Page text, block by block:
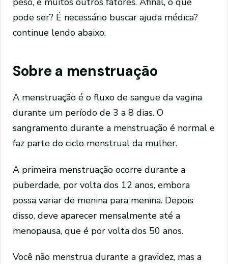
pode ser? É necessário buscar ajuda médica?
continue lendo abaixo.
Sobre a menstruação
A menstruação é o fluxo de sangue da vagina
durante um período de 3 a 8 dias. O
sangramento durante a menstruação é normal e
faz parte do ciclo menstrual da mulher.
A primeira menstruação ocorre durante a
puberdade, por volta dos 12 anos, embora
possa variar de menina para menina. Depois
disso, deve aparecer mensalmente até a
menopausa, que é por volta dos 50 anos.
Você não menstrua durante a gravidez, mas a